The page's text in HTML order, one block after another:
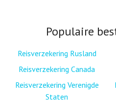
Populaire
Reisverzekering Rusland
Reisverzekering Canada
Reisverzekering Verenigde
Staten